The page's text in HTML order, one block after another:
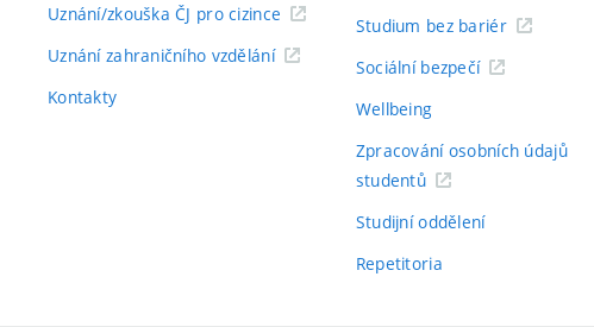
Uznání/zkouška ČJ pro cizince
Uznání zahraničního vzdělání
Kontakty
Studium bez bariér
Sociální bezpečí
Wellbeing
Zpracování osobních údajů
studentů
Studijní oddělení
Repetitoria